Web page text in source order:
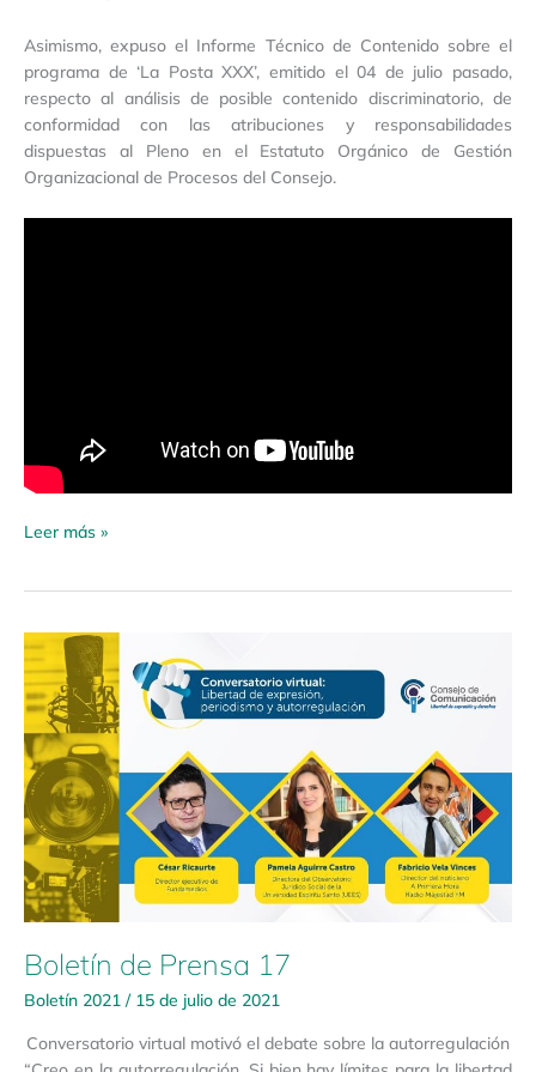
Asimismo, expuso el Informe Técnico de Contenido sobre el
programa de ‘La Posta XXX’, emitido el 04 de julio pasado,
respecto al análisis de posible contenido discriminatorio, de
conformidad con las atribuciones y responsabilidades
dispuestas al Pleno en el Estatuto Orgánico de Gestión
Organizacional de Procesos del Consejo.
Leer más »
Boletín de Prensa 17
Boletín 2021 / 15 de julio de 2021
Conversatorio virtual motivó el debate sobre la autorregulación
Boletín
de
Prensa